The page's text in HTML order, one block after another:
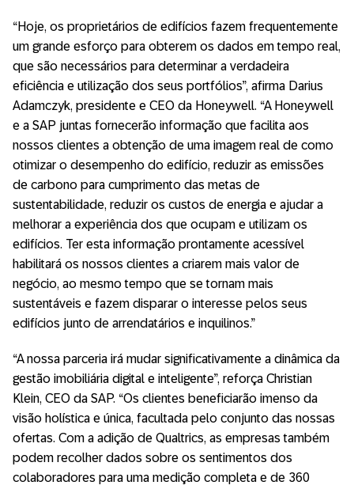
“Hoje, os proprietários de edifícios fazem frequentemente
um grande esforço para obterem os dados em tempo real,
que são necessários para determinar a verdadeira
eficiência e utilização dos seus portfólios”, afirma Darius
Adamczyk, presidente e CEO da Honeywell. “A Honeywell
e a SAP juntas fornecerão informação que facilita aos
nossos clientes a obtenção de uma imagem real de como
otimizar o desempenho do edifício, reduzir as emissões
de carbono para cumprimento das metas de
sustentabilidade, reduzir os custos de energia e ajudar a
melhorar a experiência dos que ocupam e utilizam os
edifícios. Ter esta informação prontamente acessível
habilitará os nossos clientes a criarem mais valor de
negócio, ao mesmo tempo que se tornam mais
sustentáveis e fazem disparar o interesse pelos seus
edifícios junto de arrendatários e inquilinos.”
“A nossa parceria irá mudar significativamente a dinâmica da
gestão imobiliária digital e inteligente”, reforça Christian
Klein, CEO da SAP. “Os clientes beneficiarão imenso da
visão holística e única, facultada pelo conjunto das nossas
ofertas. Com a adição de Qualtrics, as empresas também
podem recolher dados sobre os sentimentos dos
colaboradores para uma medição completa e de 360